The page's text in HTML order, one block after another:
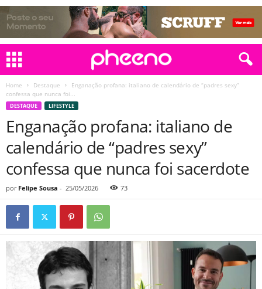
Home Destaque
Enganação profana: italiano de calendário de “padres sexy”
confessa que nunca foi...
DESTAQUE LIFESTYLE
Enganação profana: italiano de
calendário de “padres sexy”
confessa que nunca foi sacerdote
por Felipe Sousa - 25/05/2026 73